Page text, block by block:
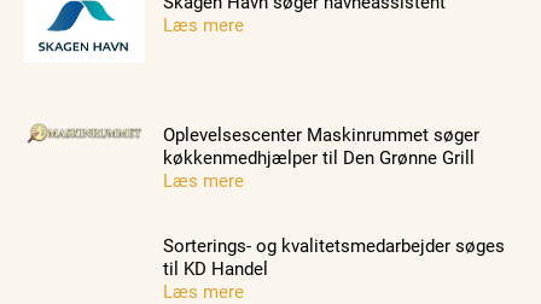
Læs mere
Oplevelsescenter Maskinrummet søger
køkkenmedhjælper til Den Grønne Grill
Læs mere
Sorterings- og kvalitetsmedarbejder søges
til KD Handel
Læs mere